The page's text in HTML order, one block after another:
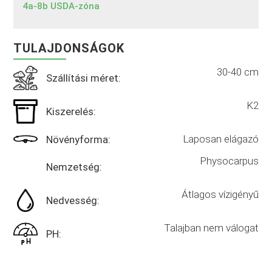
4a-8b USDA-zóna
TULAJDONSÁGOK
Szállítási méret: 30-40 cm
Kiszerelés: K2
Növényforma: Laposan elágazó
Nemzetség: Physocarpus
Nedvesség: Átlagos vízigényű
PH: Talajban nem válogat